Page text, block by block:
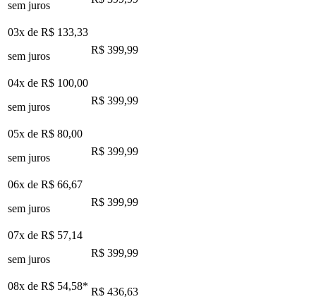
sem juros
03x de R$ 133,33
sem juros
R$ 399,99
04x de R$ 100,00
sem juros
R$ 399,99
05x de R$ 80,00
sem juros
R$ 399,99
06x de R$ 66,67
sem juros
R$ 399,99
07x de R$ 57,14
sem juros
R$ 399,99
08x de R$ 54,58* R$ 436,63